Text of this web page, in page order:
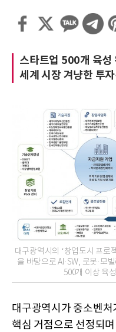
스타트업 500개 육성
세계 시장 겨냥한 투
대구광역시의 ‘창업도시 프로
을 바탕으로 AI·SW, 로봇·모
500개 이상 육
대구광역시가 중소벤처
핵심 거점으로 선정되